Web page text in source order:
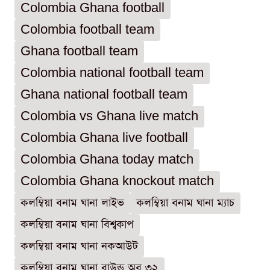
Colombia Ghana football
Colombia football team
Ghana football team
Colombia national football team
Ghana national football team
Colombia vs Ghana live match
Colombia Ghana live football
Colombia Ghana today match
Colombia Ghana knockout match
কলম্বিয়া বনাম ঘানা লাইভ
কলম্বিয়া বনাম ঘানা ম্যাচ
কলম্বিয়া বনাম ঘানা বিশ্বকাপ
কলম্বিয়া বনাম ঘানা নকআউট